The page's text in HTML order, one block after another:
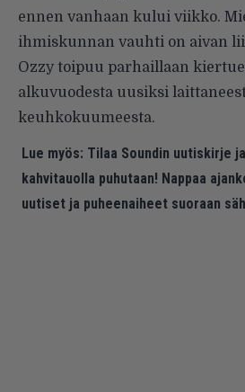
ennen vanhaan kului viikko.
ihmiskunnan vauhti on aivan
Ozzy toipuu parhaillaan
alkuvuodesta uusiksi
keuhkokuumeesta.
Lue myös: Tilaa Soundin uutiskirje
kahvitauolla puhutaan! Nappaa
uutiset ja puheenaiheet suoraan